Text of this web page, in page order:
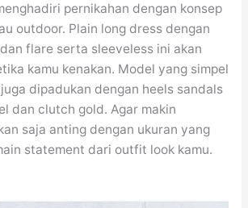
pernikahan dengan konsep
outdoor. Plain long dress dengan
flare serta sleeveless ini akan
kamu kenakan. Model yang simpel
dipadukan dengan heels sandals
dan clutch gold. Agar makin
saja anting dengan ukuran yang
statement dari outfit look kamu.